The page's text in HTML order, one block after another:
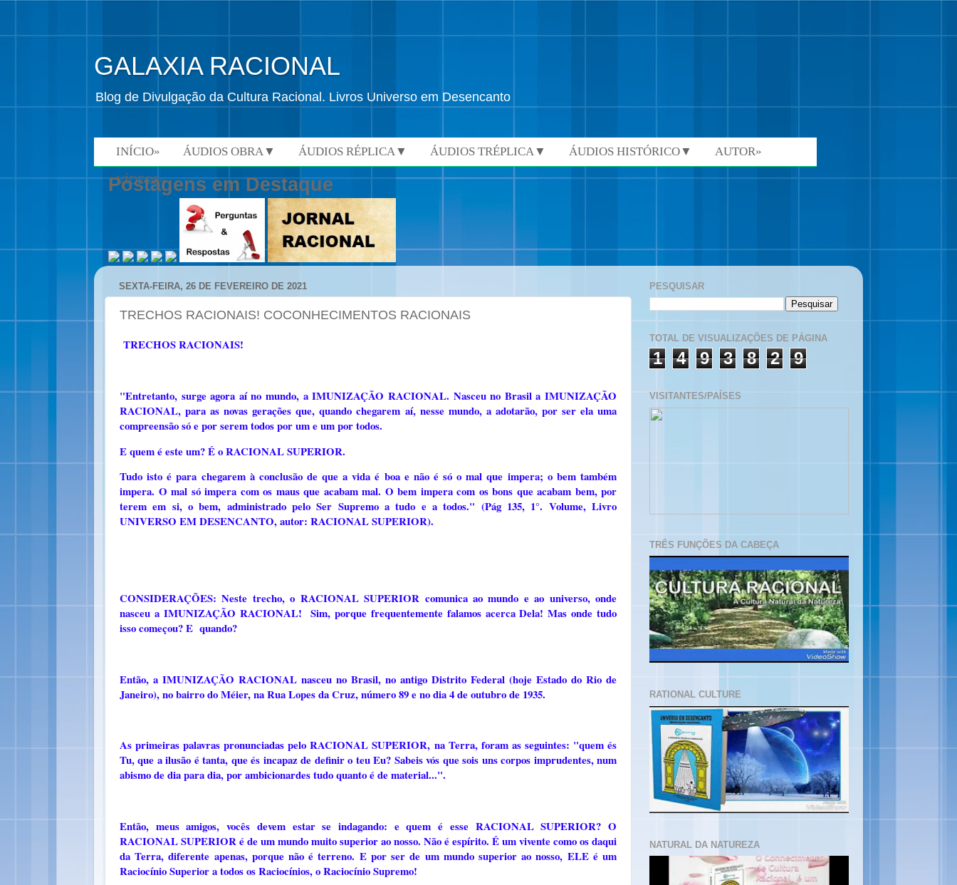
GALAXIA RACIONAL
Blog de Divulgação da Cultura Racional. Livros Universo em Desencanto
INÍCIO» ÁUDIOS OBRA▼ ÁUDIOS RÉPLICA▼ ÁUDIOS TRÉPLICA▼ ÁUDIOS HISTÓRICO▼ AUTOR»
VÍDEOS»
Postagens em Destaque
SEXTA-FEIRA, 26 DE FEVEREIRO DE 2021
TRECHOS RACIONAIS! COCONHECIMENTOS RACIONAIS
TRECHOS RACIONAIS!
"Entretanto, surge agora aí no mundo, a IMUNIZAÇÃO RACIONAL. Nasceu no Brasil a IMUNIZAÇÃO
RACIONAL, para as novas gerações que, quando chegarem aí, nesse mundo, a adotarão, por ser ela uma
compreensão só e por serem todos por um e um por todos.
E quem é este um? É o RACIONAL SUPERIOR.
Tudo isto é para chegarem à conclusão de que a vida é boa e não é só o mal que impera; o bem também
impera. O mal só impera com os maus que acabam mal. O bem impera com os bons que acabam bem, por
terem em si, o bem, administrado pelo Ser Supremo a tudo e a todos." (Pág 135, 1°. Volume, Livro
UNIVERSO EM DESENCANTO, autor: RACIONAL SUPERIOR).
CONSIDERAÇÕES: Neste trecho, o RACIONAL SUPERIOR comunica ao mundo e ao universo, onde
nasceu a IMUNIZAÇÃO RACIONAL! Sim, porque frequentemente falamos acerca Dela! Mas onde tudo
isso começou? E quando?
Então, a IMUNIZAÇÃO RACIONAL nasceu no Brasil, no antigo Distrito Federal (hoje Estado do Rio de
Janeiro), no bairro do Méier, na Rua Lopes da Cruz, número 89 e no dia 4 de outubro de 1935.
As primeiras palavras pronunciadas pelo RACIONAL SUPERIOR, na Terra, foram as seguintes: "quem és
Tu, que a ilusão é tanta, que és incapaz de definir o teu Eu? Sabeis vós que sois uns corpos imprudentes, num
abismo de dia para dia, por ambicionardes tudo quanto é de material...".
Então, meus amigos, vocês devem estar se indagando: e quem é esse RACIONAL SUPERIOR? O
RACIONAL SUPERIOR é de um mundo muito superior ao nosso. Não é espírito. É um vivente como os daqui
da Terra, diferente apenas, porque não é terreno. E por ser de um mundo superior ao nosso, ELE é um
Raciocínio Superior a todos os Raciocínios, o Raciocínio Supremo!
PESQUISAR
TOTAL DE VISUALIZAÇÕES DE PÁGINA
1 4 9 3 8 2 9
VISITANTES/PAÍSES
TRÊS FUNÇÕES DA CABEÇA
RATIONAL CULTURE
NATURAL DA NATUREZA